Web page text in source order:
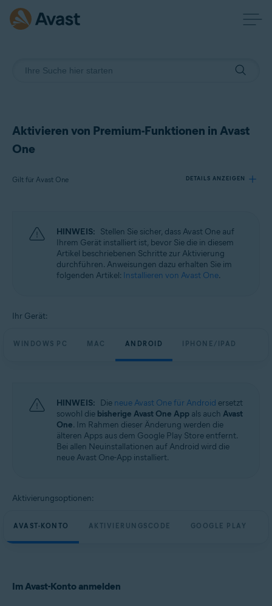
Aktivieren von Premium-Funktionen in Avast
One
Gilt für Avast One DETAILS ANZEIGEN
Avast One
Betriebssysteme:
HINWEIS: Stellen Sie sicher, dass Avast One auf
Ihrem Gerät installiert ist, bevor Sie die in diesem
Artikel beschriebenen Schritte zur Aktivierung
durchführen. Anweisungen dazu erhalten Sie im
folgenden Artikel: Installieren von Avast One.
Ihr Gerät:
WINDOWS PC MAC ANDROID IPHONE/IPAD
HINWEIS: Die neue Avast One für Android ersetzt
sowohl die bisherige Avast One App als auch Avast
One. Im Rahmen dieser Änderung werden die
älteren Apps aus dem Google Play Store entfernt.
Bei allen Neuinstallationen auf Android wird die
neue Avast One-App installiert.
Aktivierungsoptionen:
AVAST-KONTO AKTIVIERUNGSCODE GOOGLE PLAY
Im Avast-Konto anmelden